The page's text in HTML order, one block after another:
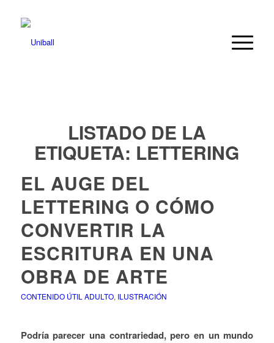
LISTADO DE LA
ETIQUETA: LETTERING
EL AUGE DEL
LETTERING O CÓMO
CONVERTIR LA
ESCRITURA EN UNA
OBRA DE ARTE
CONTENIDO ÚTIL ADULTO, ILUSTRACIÓN
Podría parecer una contrariedad, pero en un mundo